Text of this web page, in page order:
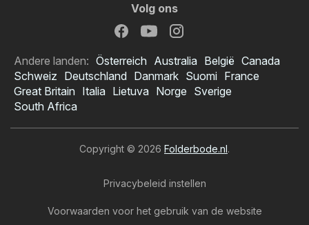
Volg ons
Andere landen: Österreich Australia België Canada
Schweiz Deutschland Danmark Suomi France
Great Britain Italia Lietuva Norge Sverige
South Africa
Copyright © 2026 Folderbode.nl.
Privacybeleid instellen
Voorwaarden voor het gebruik van de website